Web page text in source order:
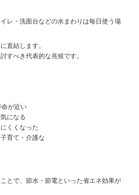
レ・洗面台などの水まわりは毎日使う場
直結します。
すべき代表的な兆候です。
命が近い
になる
くくなった
育て・介護な
）
とで、節水・節電といった省エネ効果が